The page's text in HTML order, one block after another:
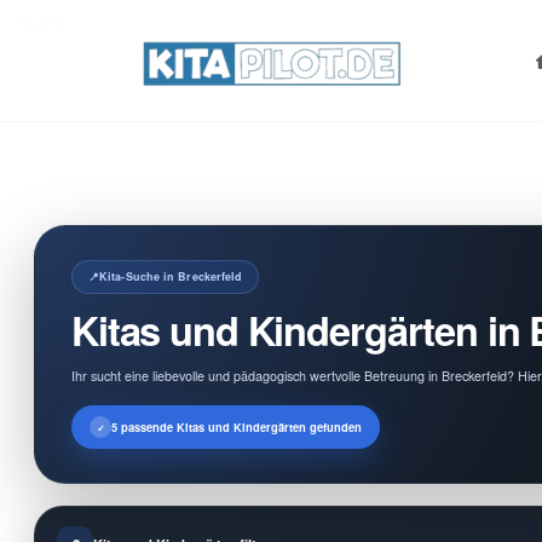
Kita-Suche in Breckerfeld
Kitas und Kindergärten in
Ihr sucht eine liebevolle und pädagogisch wertvolle Betreuung in Breckerfeld?
5 passende Kitas und Kindergärten gefunden